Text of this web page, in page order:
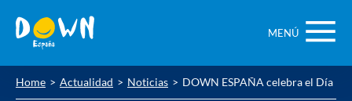
contenido
MENÚ
Home Actualidad Noticias DOWN ESPAÑA celebra el Día